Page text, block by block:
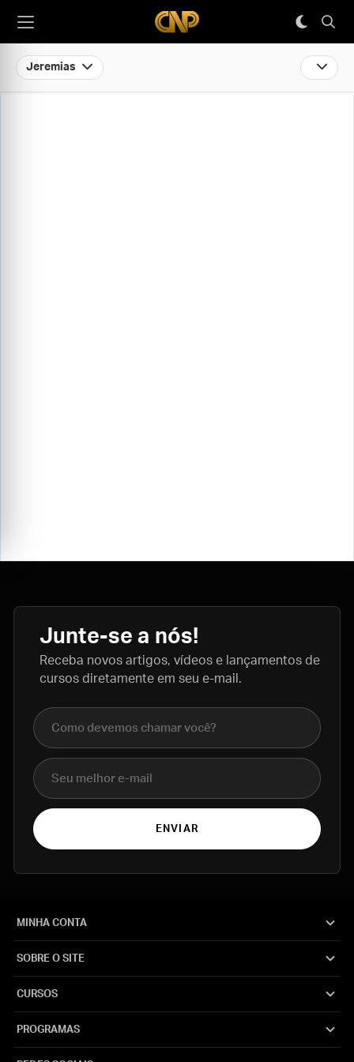
Jeremias
Junte-se a nós!
Receba novos artigos, vídeos e lançamentos de
cursos diretamente em seu e-mail.
Nome completo
E-mail
ENVIAR
MINHA CONTA
SOBRE O SITE
CURSOS
PROGRAMAS